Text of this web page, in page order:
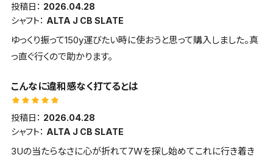
投稿日： 2026.04.28
シャフト： ALTA J CB SLATE
ゆっくり振って150y運びたい時に使おうと思って購入しました。真
っ直ぐ行くので助かります。
こんなに違和感なく打てるとは
投稿日： 2026.04.28
シャフト： ALTA J CB SLATE
3Uの当たらなさに心が折れて7Wを探し始めてこれに行き着き